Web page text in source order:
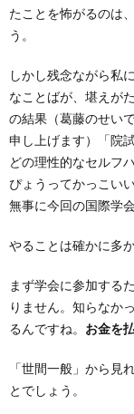
たことを怖がるのは
う。
しかし残念ながら私
なことばが、堪えが
の結果（葛藤のせい
申し上げます）「院
どの理性的なセルフ
ぴょうってかっこい
無事に今回の国際学
やることは確かに多
まず学会に参加する
りません。知らなか
るんですね。 お金を
「世間一般」から見
とでしょう。